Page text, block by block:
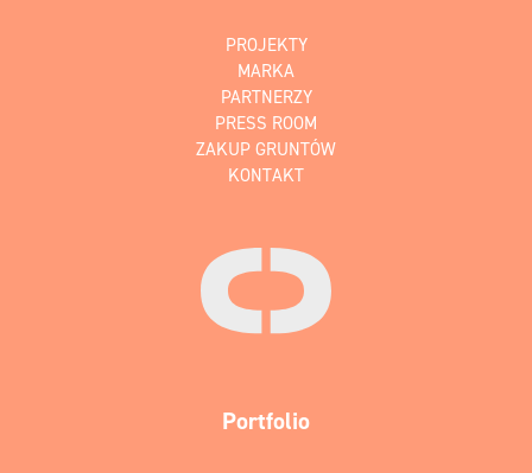
PROJEKTY
MARKA
PARTNERZY
PRESS ROOM
ZAKUP GRUNTÓW
KONTAKT
Portfolio